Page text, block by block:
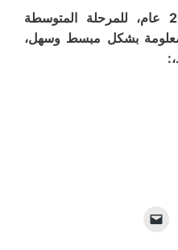
معلمة لغة إنجليزية خبرة 20 عام، للمرحلة المتوسطة
بشكل مبسط وسهل،